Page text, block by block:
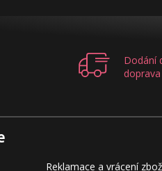
Dodání
Reklamace a vrácení